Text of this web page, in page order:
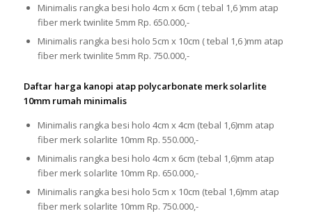
Minimalis rangka besi holo 4cm x 6cm ( tebal 1,6 )mm atap
fiber merk twinlite 5mm Rp. 650.000,-
Minimalis rangka besi holo 5cm x 10cm ( tebal 1,6 )mm atap
fiber merk twinlite 5mm Rp. 750.000,-
Daftar harga kanopi atap polycarbonate merk solarlite
10mm rumah minimalis
Minimalis rangka besi holo 4cm x 4cm (tebal 1,6)mm atap
fiber merk solarlite 10mm Rp. 550.000,-
Minimalis rangka besi holo 4cm x 6cm (tebal 1,6)mm atap
fiber merk solarlite 10mm Rp. 650.000,-
Minimalis rangka besi holo 5cm x 10cm (tebal 1,6)mm atap
fiber merk solarlite 10mm Rp. 750.000,-